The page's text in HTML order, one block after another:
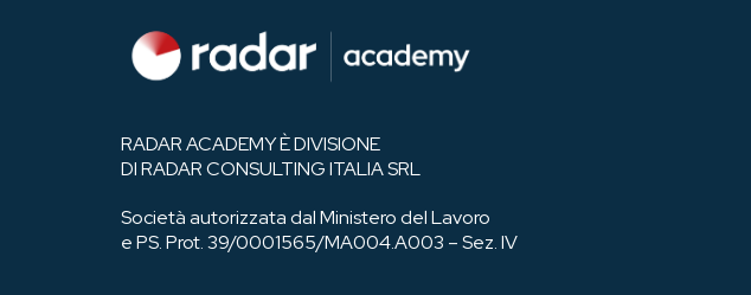
RADAR ACADEMY È DIVISIONE
DI RADAR CONSULTING ITALIA SRL
Società autorizzata dal Ministero del Lavoro
e PS. Prot. 39/0001565/MA004.A003 – Sez. IV